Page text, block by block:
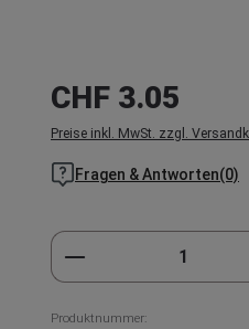
Regulärer Preis:
CHF 3.05
Preise inkl. MwSt. zzgl.
Fragen & Antworten(0)
Produkt Anzahl:
Produktnummer: